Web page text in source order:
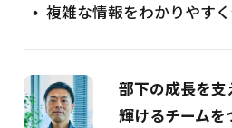
複雑な情報をわかりやす
部下の成長を支
輝けるチームを